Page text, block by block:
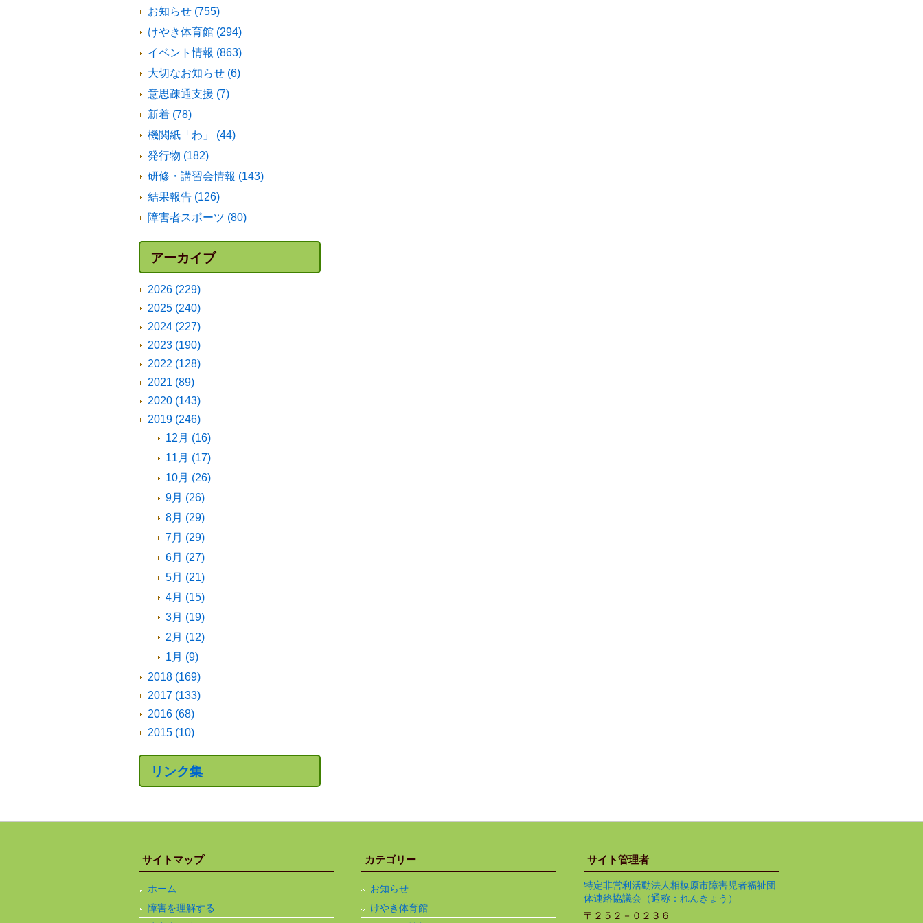
お知らせ (755)
けやき体育館 (294)
イベント情報 (863)
大切なお知らせ (6)
意思疎通支援 (7)
新着 (78)
機関紙「わ」 (44)
発行物 (182)
研修・講習会情報 (143)
結果報告 (126)
障害者スポーツ (80)
アーカイブ
2026 (229)
2025 (240)
2024 (227)
2023 (190)
2022 (128)
2021 (89)
2020 (143)
2019 (246)
12月 (16)
11月 (17)
10月 (26)
9月 (26)
8月 (29)
7月 (29)
6月 (27)
5月 (21)
4月 (15)
3月 (19)
2月 (12)
1月 (9)
2018 (169)
2017 (133)
2016 (68)
2015 (10)
リンク集
サイトマップ
ホーム
障害を理解する
カテゴリー
お知らせ
けやき体育館
サイト管理者
特定非営利活動法人相模原市障害児者福祉団
体連絡協議会（通称：れんきょう）
〒２５２－０２３６